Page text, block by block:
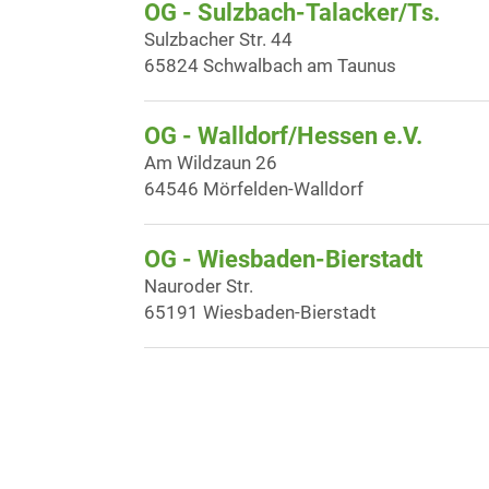
OG - Sulzbach-Talacker/Ts.
Sulzbacher Str. 44
65824 Schwalbach am Taunus
OG - Walldorf/Hessen e.V.
Am Wildzaun 26
64546 Mörfelden-Walldorf
OG - Wiesbaden-Bierstadt
Nauroder Str.
65191 Wiesbaden-Bierstadt